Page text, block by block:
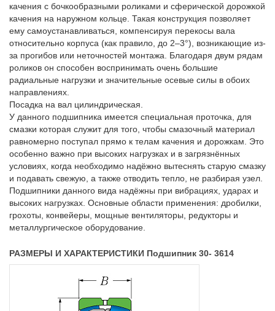
качения с бочкообразными роликами и сферической дорожкой
качения на наружном кольце. Такая конструкция позволяет
ему самоустанавливаться, компенсируя перекосы вала
относительно корпуса (как правило, до 2–3°), возникающие из-
за прогибов или неточностей монтажа. Благодаря двум рядам
роликов он способен воспринимать очень большие
радиальные нагрузки и значительные осевые силы в обоих
направлениях.
Посадка на вал цилиндрическая.
У данного подшипника имеется специальная проточка, для
смазки которая служит для того, чтобы смазочный материал
равномерно поступал прямо к телам качения и дорожкам. Это
особенно важно при высоких нагрузках и в загрязнённых
условиях, когда необходимо надёжно вытеснять старую смазку
и подавать свежую, а также отводить тепло, не разбирая узел.
Подшипники данного вида надёжны при вибрациях, ударах и
высоких нагрузках. Основные области применения: дробилки,
грохоты, конвейеры, мощные вентиляторы, редукторы и
металлургическое оборудование.
РАЗМЕРЫ И ХАРАКТЕРИСТИКИ Подшипник 30- 3614